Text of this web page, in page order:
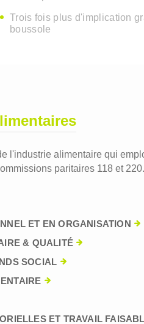
Trois fois plus d'implication
boussole
l'industrie alimentaire qui
paritaires 118 et 220.
ET EN ORGANISATION
& QUALITÉ
SOCIAL
ET TRAVAIL